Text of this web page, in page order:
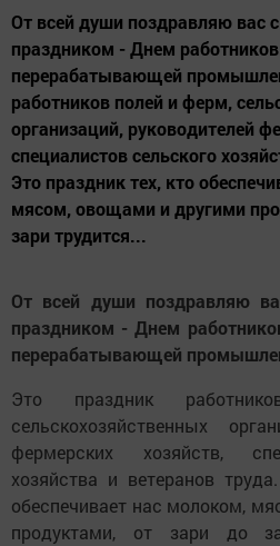
От всей души поздравляю вас
праздником - Днем работников
перерабатывающей
работников полей и ферм,
организаций, руководителей
специалистов сельского
Это праздник тех, кто
мясом, овощами и другими
зари трудится...
От всей души поздравляю
праздником - Днем
перерабатывающей
Это праздник
сельскохозяйственных
фермерских хозяйств,
хозяйства и ветеранов
обеспечивает нас молоком,
продуктами, от зари до